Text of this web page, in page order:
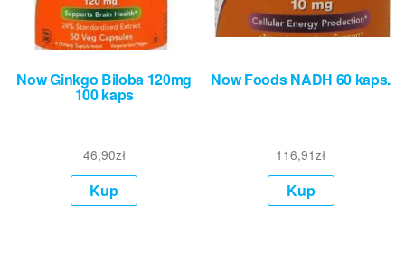
Now Ginkgo Biloba 120mg
100 kaps
46,90zł
Kup
Now Foods NADH 60 kaps.
116,91zł
Kup